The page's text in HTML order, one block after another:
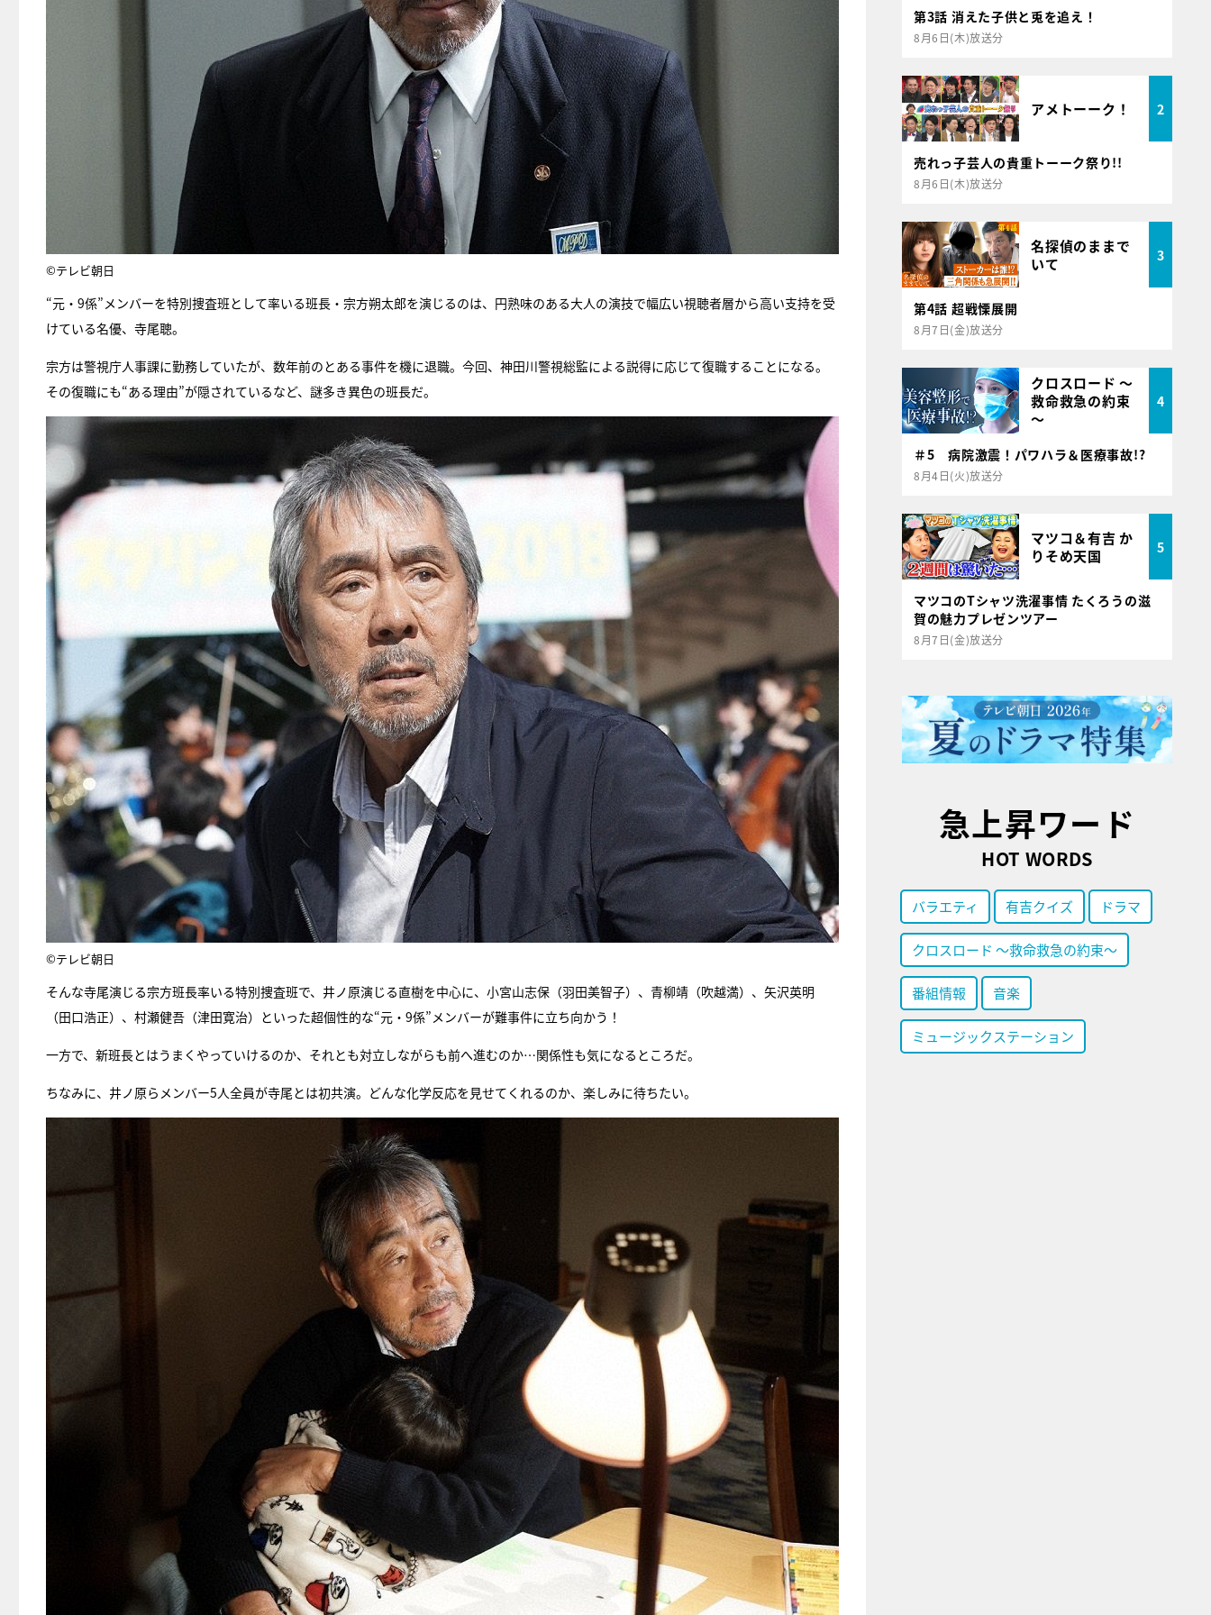
©テレビ朝日
“元・9係”メンバーを特別捜査班として率いる班長・宗方朔太郎を演じるのは、円熟味のある大人の演技で幅広い視聴者層から高い支持を受
けている名優、寺尾聰。
宗方は警視庁人事課に勤務していたが、数年前のとある事件を機に退職。今回、神田川警視総監による説得に応じて復職することになる。
その復職にも“ある理由”が隠されているなど、謎多き異色の班長だ。
©テレビ朝日
そんな寺尾演じる宗方班長率いる特別捜査班で、井ノ原演じる直樹を中心に、小宮山志保（羽田美智子）、青柳靖（吹越満）、矢沢英明
（田口浩正）、村瀬健吾（津田寛治）といった超個性的な“元・9係”メンバーが難事件に立ち向かう！
一方で、新班長とはうまくやっていけるのか、それとも対立しながらも前へ進むのか…関係性も気になるところだ。
ちなみに、井ノ原らメンバー5人全員が寺尾とは初共演。どんな化学反応を見せてくれるのか、楽しみに待ちたい。
第3話 消えた子供と兎を追え！
8月6日(木)放送分
アメトーーク！ 2
売れっ子芸人の貴重トーーク祭り!!
8月6日(木)放送分
名探偵のままで
いて
3
第4話 超戦慄展開
8月7日(金)放送分
クロスロード ～
救命救急の約束
～
4
＃5 病院激震！パワハラ＆医療事故!?
8月4日(火)放送分
マツコ＆有吉 か
りそめ天国
5
マツコのTシャツ洗濯事情 たくろうの滋
賀の魅力プレゼンツアー
8月7日(金)放送分
急上昇ワード
HOT WORDS
バラエティ 有吉クイズ ドラマ
クロスロード ～救命救急の約束～
番組情報 音楽
ミュージックステーション